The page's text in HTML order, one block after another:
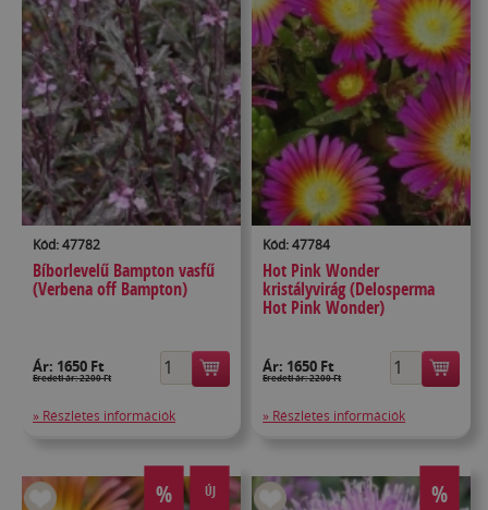
Kód: 47782
Bíborlevelű Bampton vasfű
(Verbena off Bampton)
Ár: 1650 Ft
Eredeti ár: 2200 Ft
» Részletes információk
Kód: 47784
Hot Pink Wonder
kristályvirág (Delosperma
Hot Pink Wonder)
Ár: 1650 Ft
Eredeti ár: 2200 Ft
» Részletes információk
% ÚJ %